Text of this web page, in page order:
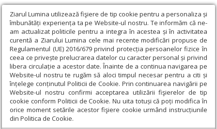
Ziarul Lumina utilizează fişiere de tip cookie pentru a personaliza și
îmbunătăți experiența ta pe Website-ul nostru. Te informăm că ne-
am actualizat politicile pentru a integra în acestea și în activitatea
curentă a Ziarului Lumina cele mai recente modificări propuse de
Regulamentul (UE) 2016/679 privind protecția persoanelor fizice în
ceea ce privește prelucrarea datelor cu caracter personal și privind
libera circulație a acestor date. Înainte de a continua navigarea pe
Website-ul nostru te rugăm să aloci timpul necesar pentru a citi și
înțelege conținutul Politicii de Cookie. Prin continuarea navigării pe
Website-ul nostru confirmi acceptarea utilizării fişierelor de tip
cookie conform Politicii de Cookie. Nu uita totuși că poți modifica în
orice moment setările acestor fişiere cookie urmând instrucțiunile
din Politica de Cookie.
Ziarul Lumina › Actualitate religioasă › Știri › S-au redeschis
centrele din Oraviţa şi Moldova Nouă
S-au redeschis centrele din Oraviţa şi
Moldova Nouă